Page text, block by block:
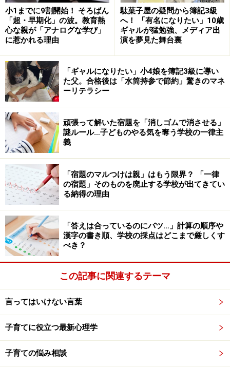
めママ友がほしくてイベントに参加。そのときに知り合
ったママさん4人と連絡交換でき、後日そのうちの1人の
ママさんのお家に飲食物を持ち寄って遊びにいくことに
ピザやクッキーからパエリアまで気合いの入った手作り
の食べ物を皆さん持ち寄っていました。私は飲み物の担
当になったため、ペットボトルのジュースやお茶などを
何本か買って持って行きました。でも遠回しに「手作り
が一番」という価値観を押し付けられているようで、感
覚の違いにしんどさを感じました。その後も飲食物を持
ち寄って集まるということになり何度か遊びに誘っても
らいましたが、我が家の引っ越しを機に段々と疎遠にな
り、連絡を取らなくなりました。（相談者：34歳女性）
居心地が悪ければ「距離を置く」のが大切
な選択
価値観というのは、自分が少数派側になることで「自分
がおかしいのかな」「間違っているかも」というような
気がしてしまうことがあります。本来何が正しいとか何
が良いとはいえるようなことではないことでも、人数が
多いことで、それがその場の価値観となり、自分が否定
が悪いのであれば、こちらのママのように距離を置くこ
小1までに9割開始！ そろばん
「超・早期化」の波。教育熱
心な親が「アナログな学び」
に惹かれる理由
駄菓子屋の疑問から簿記3級
へ！ 「有名になりたい」10歳
ギャルが猛勉強、メディア出
演を夢見た舞台裏
「ギャルになりたい」小4娘を簿記3級に導い
た父。合格後は「水筒持参で節約」驚きのマネ
ーリテラシー
頑張って解いた宿題を「消しゴムで消させる」
謎ルール…子どものやる気を奪う学校の一律主
義
「宿題のマルつけは親」はもう限界？ 「一律
の宿題」そのものを廃止する学校が出てきてい
る納得の理由
「答えは合っているのにバツ…」計算の順序や
漢字の書き順、学校の採点はどこまで厳しくす
べき？
この記事に関連するテーマ
言ってはいけない言葉
子育てに役立つ最新心理学
子育ての悩み相談